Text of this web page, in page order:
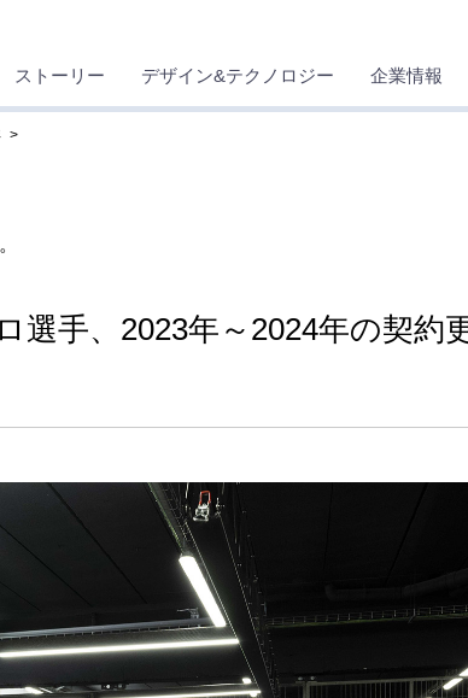
ストーリー デザイン&テクノロジー 企業情報
選手、2023年～2024年の契約